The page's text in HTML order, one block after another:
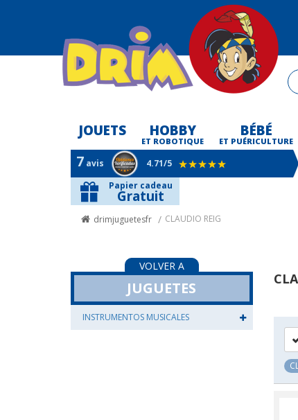
JOUETS HOBBY
ET ROBOTIQUE
BÉBÉ
ET PUÉRICULTURE
7 avis 4.71/5
Papier cadeau
Gratuit
drimjuguetesfr CLAUDIO REIG
VOLVER A
JUGUETES
INSTRUMENTOS MUSICALES